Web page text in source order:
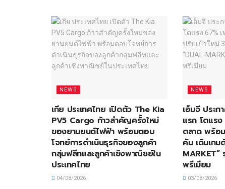
NEWS
เกีย ประเทศไทย เปิดตัว The Kia
PV5 Cargo ก้าวสำคัญครั้งใหม่
ของยานยนต์ไฟฟ้า พร้อมตอบ
โจทย์การดำเนินธุรกิจของลูกค้า
กลุ่มฟลีทและลูกค้าเชิงพาณิชย์ใน
ประเทศไทย
04/08/2026
NEWS
เอ็มจี ประก
แรก โตแร
ตลาด พร้อ
คัน เดินเกม
พรีเมียม
03/08/2026